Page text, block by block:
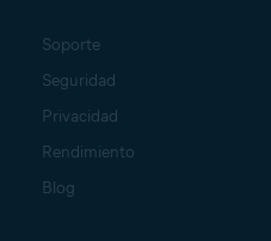
Soporte
Seguridad
Privacidad
Rendimiento
Blog